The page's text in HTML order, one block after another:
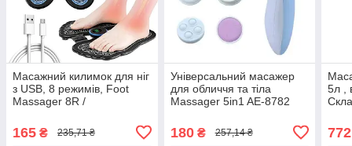
Масажний килимок для ніг
з USB, 8 режимів, Foot
Massager 8R /
для ступнів
165 ₴ 235,71 ₴
Універсальний масажер
для обличчя та тіла
Massager 5in1 AE-8782
180₴ 257,14 ₴
5л ,